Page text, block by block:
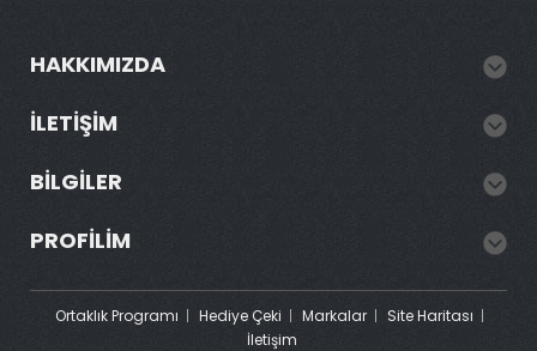
HAKKIMIZDA
İLETIŞIM
BILGILER
PROFILIM
Ortaklık Programı Hediye Çeki Markalar
Site Haritası
İletişim